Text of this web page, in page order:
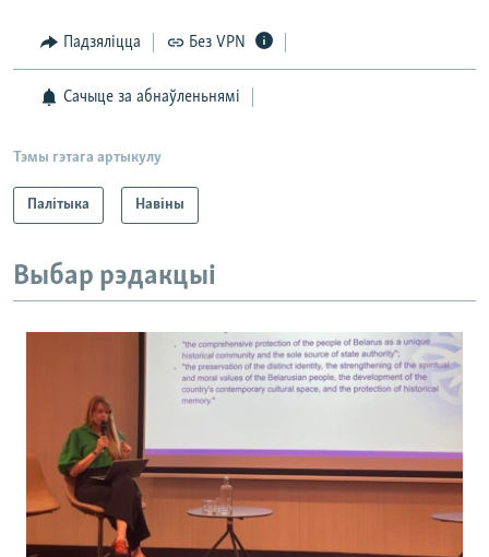
Падзяліцца Без VPN
Сачыце за абнаўленьнямі
Тэмы гэтага артыкулу
Палітыка Навіны
Выбар рэдакцыі